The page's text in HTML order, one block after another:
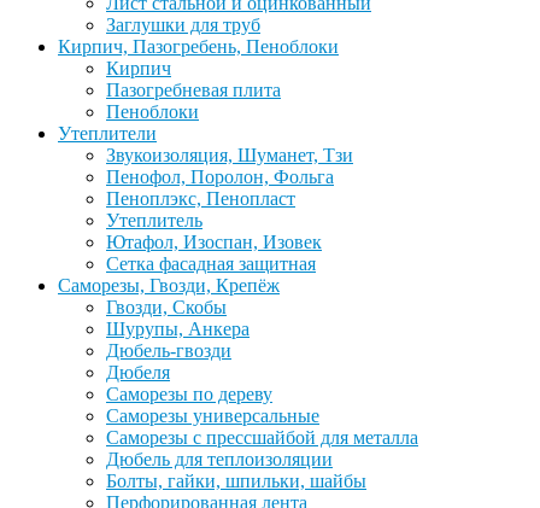
Заглушки для труб
Кирпич, Пазогребень, Пеноблоки
Кирпич
Пазогребневая плита
Пеноблоки
Утеплители
Звукоизоляция, Шуманет, Тзи
Пенофол, Поролон, Фольга
Пеноплэкс, Пенопласт
Утеплитель
Ютафол, Изоспан, Изовек
Сетка фасадная защитная
Саморезы, Гвозди, Крепёж
Гвозди, Скобы
Шурупы, Анкера
Дюбель-гвозди
Дюбеля
Саморезы по дереву
Саморезы универсальные
Саморезы с прессшайбой для металла
Дюбель для теплоизоляции
Болты, гайки, шпильки, шайбы
Перфорированная лента